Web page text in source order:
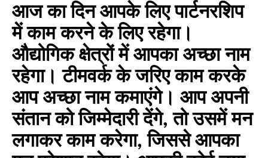
आज का दिन आपके लिए पार्टनरशिप
में काम करने के लिए रहेगा।
औद्योगिक क्षेत्रों में आपका अच्छा नाम
रहेगा। टीमवर्क के जरिए काम करके
आप अच्छा नाम कमाएंगे। आप अपनी
संतान को जिम्मेदारी देंगे, तो उसमें मन
लगाकर काम करेगा, जिससे आपका